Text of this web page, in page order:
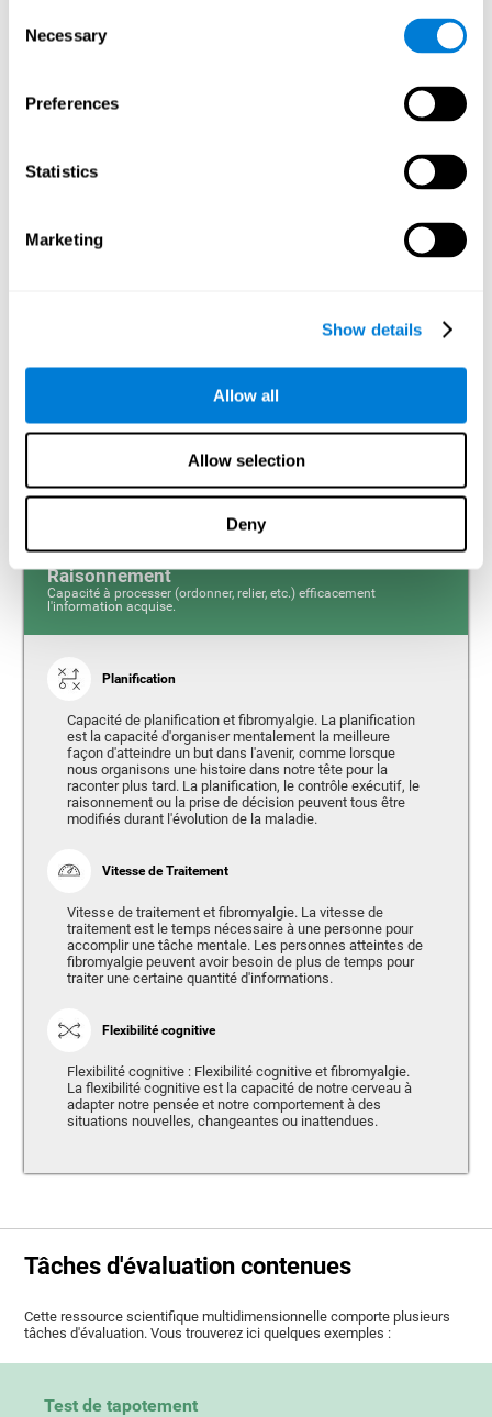
Selection
Necessary
Preferences
Statistics
Marketing
Show details
Allow all
Allow selection
Deny
Dénomination et fibromyalgie. La dénomination est la
verbale et la capacité à trouver les bons mots sont
souvent altérées dans la fibromyalgie.
être définie comme la capacité de notre cerveau à
identifier les stimuli que nous avons déjà perçus
antérieurement (situations, personnes, objets, etc.).
Raisonnement
Capacité à processer (ordonner, relier, etc.) efficacement
l'information acquise.
Planification
Capacité de planification et fibromyalgie. La planification
est la capacité d'organiser mentalement la meilleure
façon d'atteindre un but dans l'avenir, comme lorsque
nous organisons une histoire dans notre tête pour la
raconter plus tard. La planification, le contrôle exécutif, le
raisonnement ou la prise de décision peuvent tous être
modifiés durant l'évolution de la maladie.
Vitesse de Traitement
Vitesse de traitement et fibromyalgie. La vitesse de
traitement est le temps nécessaire à une personne pour
accomplir une tâche mentale. Les personnes atteintes de
fibromyalgie peuvent avoir besoin de plus de temps pour
traiter une certaine quantité d'informations.
Flexibilité cognitive
Flexibilité cognitive : Flexibilité cognitive et fibromyalgie.
La flexibilité cognitive est la capacité de notre cerveau à
adapter notre pensée et notre comportement à des
situations nouvelles, changeantes ou inattendues.
Tâches d'évaluation contenues
Cette ressource scientifique multidimensionnelle comporte plusieurs
tâches d'évaluation. Vous trouverez ici quelques exemples :
Test de tapotement